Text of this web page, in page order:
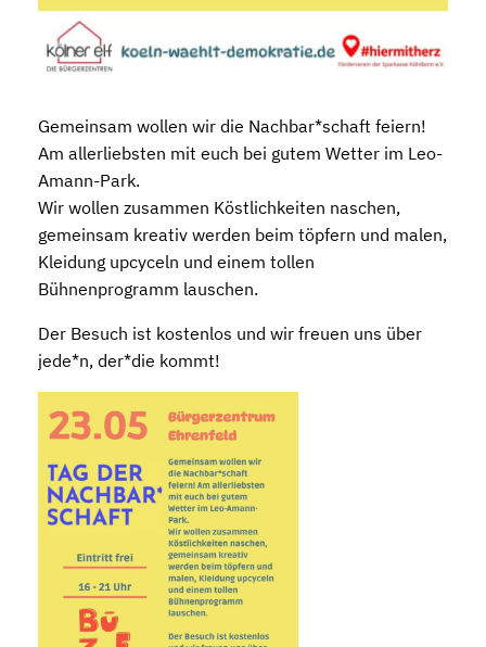
Gemeinsam wollen wir die Nachbar*schaft feiern!
Am allerliebsten mit euch bei gutem Wetter im Leo-
Amann-Park.
Wir wollen zusammen Köstlichkeiten naschen,
gemeinsam kreativ werden beim töpfern und malen,
Kleidung upcyceln und einem tollen
Bühnenprogramm lauschen.
Der Besuch ist kostenlos und wir freuen uns über
jede*n, der*die kommt!